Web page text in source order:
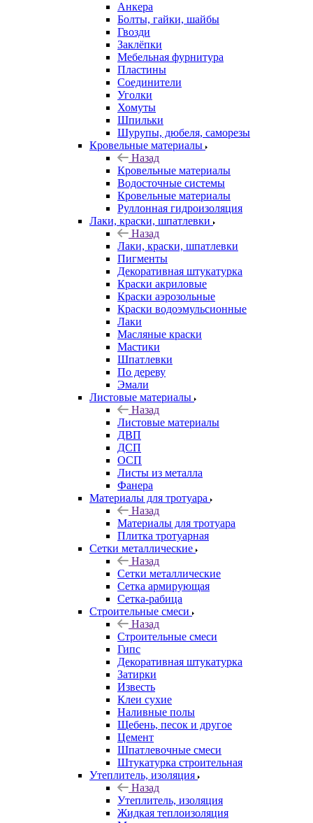
Анкера
Болты, гайки, шайбы
Гвозди
Заклёпки
Мебельная фурнитура
Пластины
Соединители
Уголки
Хомуты
Шпильки
Шурупы, дюбеля, саморезы
Кровельные материалы
Назад
Кровельные материалы
Водосточные системы
Кровельные материалы
Руллонная гидроизоляция
Лаки, краски, шпатлевки
Назад
Лаки, краски, шпатлевки
Пигменты
Декоративная штукатурка
Краски акриловые
Краски аэрозольные
Краски водоэмульсионные
Лаки
Масляные краски
Мастики
Шпатлевки
По дереву
Эмали
Листовые материалы
Назад
Листовые материалы
ДВП
ДСП
ОСП
Листы из металла
Фанера
Материалы для тротуара
Назад
Материалы для тротуара
Плитка тротуарная
Сетки металлические
Назад
Сетки металлические
Сетка армирующая
Сетка-рабица
Строительные смеси
Назад
Строительные смеси
Гипс
Декоративная штукатурка
Затирки
Известь
Клеи сухие
Наливные полы
Щебень, песок и другое
Цемент
Шпатлевочные смеси
Штукатурка строительная
Утеплитель, изоляция
Назад
Утеплитель, изоляция
Жидкая теплоизоляция